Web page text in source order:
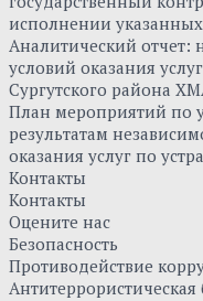
исполнении
Аналитический отчет:
условий оказания
Сургутского района
План мероприятий по
результатам
оказания услуг по
Контакты
Контакты
Оцените нас
Безопасность
Противодействие
Антитеррористическая